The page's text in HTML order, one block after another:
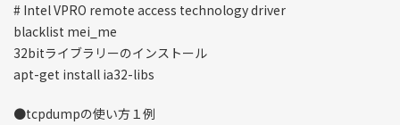
# Intel VPRO remote access technology driver
blacklist mei_me
32bitライブラリーのインストール
apt-get install ia32-libs
●tcpdumpの使い方１例